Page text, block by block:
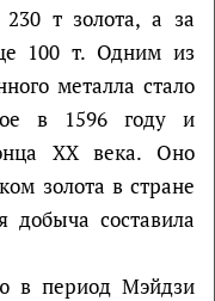
т золота, а за
100 т. Одним из
металла стало
в 1596 году и
XX века. Оно
золота в стране
добыча составила
в период Мэйдзи